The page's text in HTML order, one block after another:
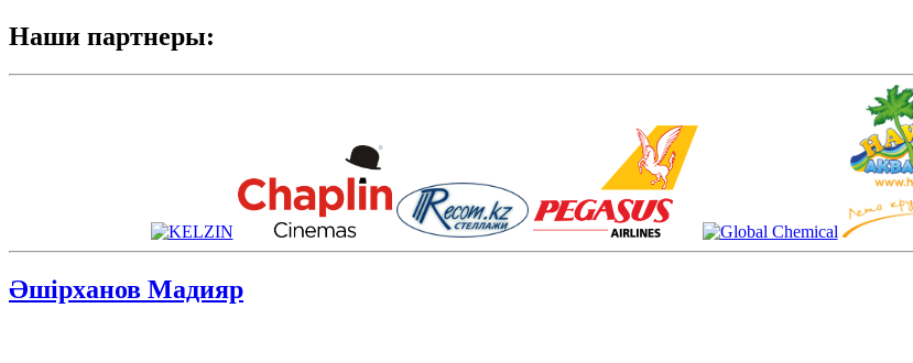
Наши партнеры:
Әшірханов Мадияр